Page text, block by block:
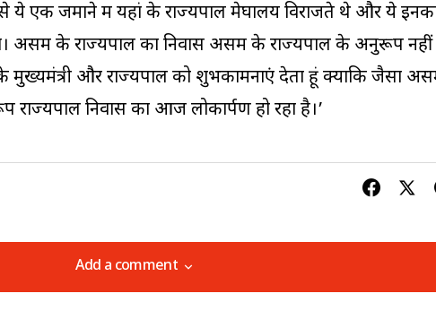
ये एक जमाने में यहां के राज्यपाल मेघालय विराजते थे और ये
के राज्यपाल का निवास असम के राज्यपाल के अनुरूप नहीं
और राज्यपाल को शुभकामनाएं देता हूं क्योंकि जैसा
निवास का आज लोकार्पण हो रहा है।’
Add a comment
Add a comment